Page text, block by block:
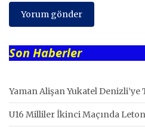
Son Haberler
Yaman Alişan Yukatel
U16 Milliler İkinci Maçında